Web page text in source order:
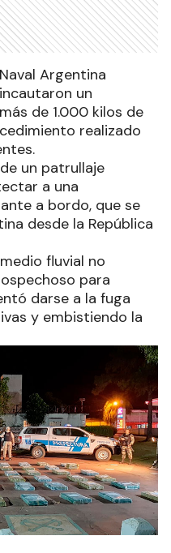
Argentina
un
de 1.000 kilos de
realizado
un patrullaje
a una
a bordo, que se
desde la República
fluvial no
para
darse a la fuga
y embistiendo la